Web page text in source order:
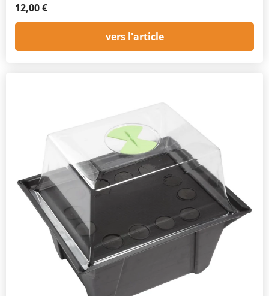
12,00 €
vers l'article